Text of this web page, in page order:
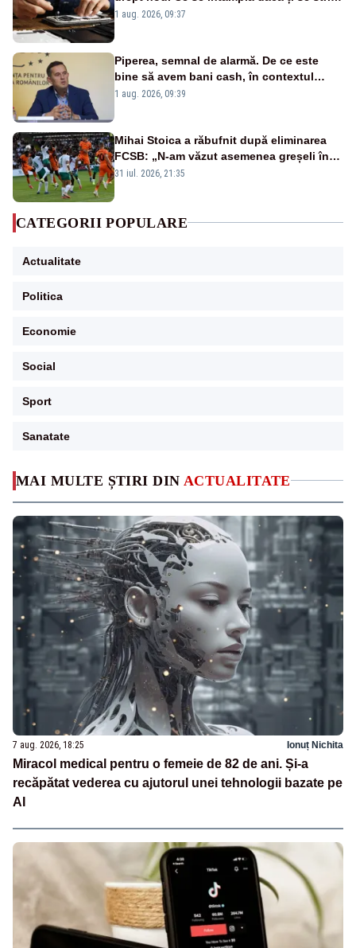
MAI MULTE ȘTIRI DIN ACTUALITATE
7 aug. 2026, 18:25 Ionuț Nichita
Miracol medical pentru o femeie de 82 de ani. Și-a
recăpătat vederea cu ajutorul unei tehnologii bazate pe
AI
un produs
1 aug. 2026, 09:37
Piperea, semnal de alarmă. De ce este
bine să avem bani cash, în contextul
alertei energetice?
1 aug. 2026, 09:39
Mihai Stoica a răbufnit după eliminarea
FCSB: „N-am văzut asemenea greșeli în
190 de meciuri europene”
31 iul. 2026, 21:35
CATEGORII POPULARE
Actualitate
Politica
Economie
Social
Sport
Sanatate